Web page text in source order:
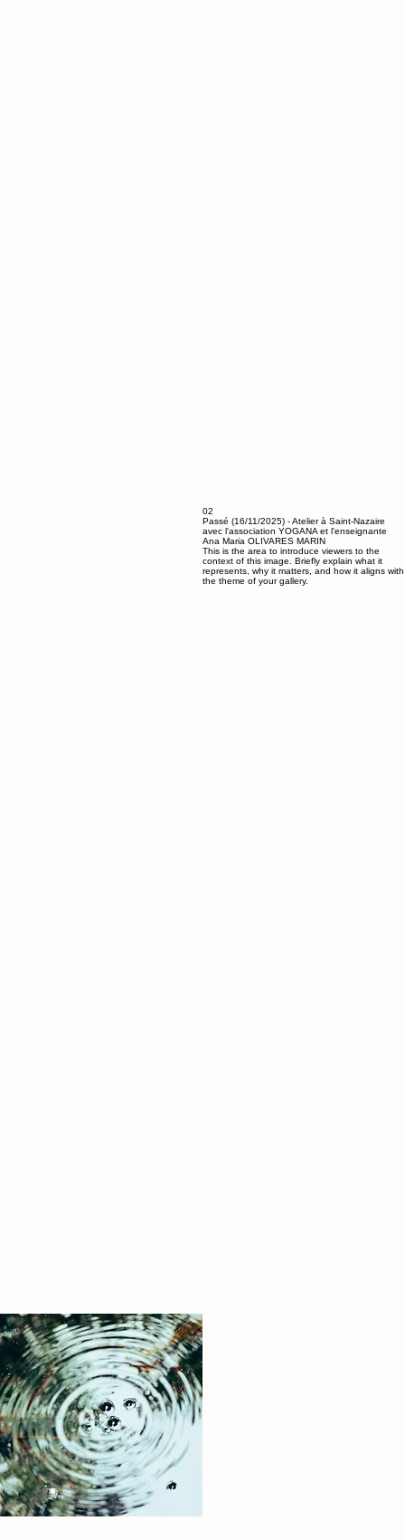
02
Passé (16/11/2025) - Atelier à Saint-Nazaire
avec l'association YOGANA et l'enseignante
Ana Maria OLIVARES MARIN
This is the area to introduce viewers to the
context of this image. Briefly explain what it